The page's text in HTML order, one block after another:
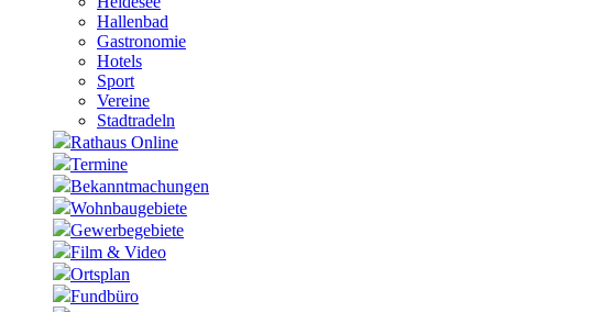
Hallenbad
Gastronomie
Hotels
Sport
Vereine
Stadtradeln
Rathaus Online
Termine
Bekanntmachungen
Wohnbaugebiete
Gewerbegebiete
Film & Video
Ortsplan
Fundbüro